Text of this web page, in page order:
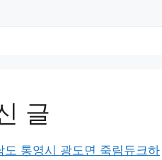
글
도 통영시 광도면 죽림듀크하